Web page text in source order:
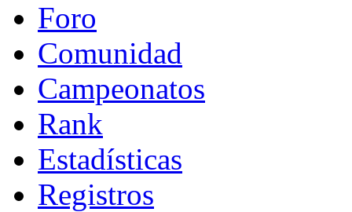
Foro
Comunidad
Campeonatos
Rank
Estadísticas
Registros